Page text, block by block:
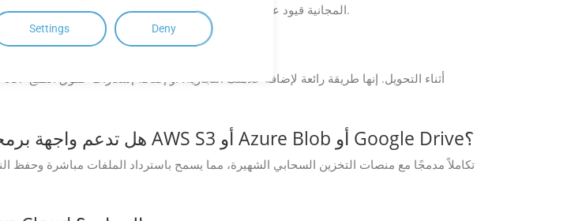
قد يكون لتطبيقات GroupDocs.Conversion Cloud المجانية قيود على عدد التحويلات أو حجم الملف أو تنسيقات الإخراج مقارنة بخطط الاشتراك المدفوعة.
هل تدعم واجهة برمجة التطبيقات التكامل مع موفري التخزين السحابي مثل AWS S3 أو Azure Blob أو Google Drive؟
Settings Deny